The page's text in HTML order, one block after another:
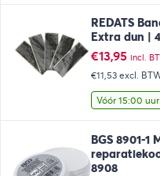
REDATS
Extra dun |
€13,95 incl.
€11,53 excl.
Vóór 15:00
BGS 8901-
8908